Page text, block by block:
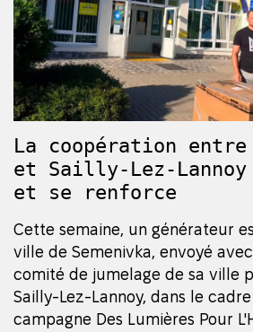
La coopération entre
et Sailly-Lez-
et se renforce
Cette semaine, un générateur
ville de Semenivka, envoyé
comité de jumelage de sa ville
Sailly-Lez-Lannoy, dans le
campagne Des Lumières Pour